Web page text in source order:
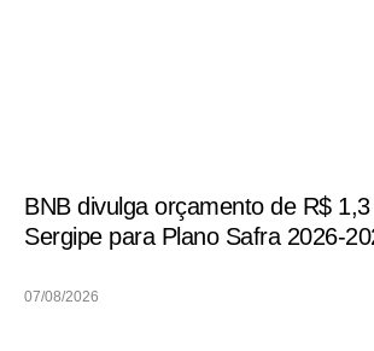
BNB divulga orçamento de R$
Sergipe para Plano Safra 2026-
07/08/2026